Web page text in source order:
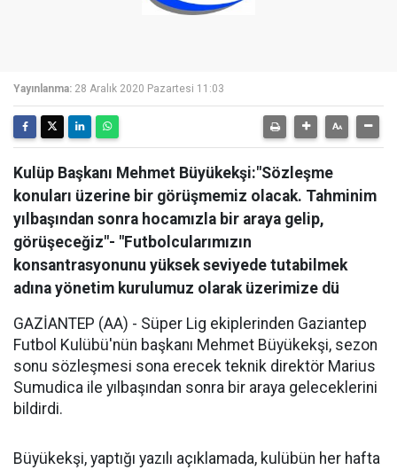
Yayınlanma: 28 Aralık 2020 Pazartesi 11:03
Kulüp Başkanı Mehmet Büyükekşi:"Sözleşme
konuları üzerine bir görüşmemiz olacak. Tahminim
yılbaşından sonra hocamızla bir araya gelip,
görüşeceğiz"- "Futbolcularımızın
konsantrasyonunu yüksek seviyede tutabilmek
adına yönetim kurulumuz olarak üzerimize dü
GAZİANTEP (AA) - Süper Lig ekiplerinden Gaziantep
Futbol Kulübü'nün başkanı Mehmet Büyükekşi, sezon
sonu sözleşmesi sona erecek teknik direktör Marius
Sumudica ile yılbaşından sonra bir araya geleceklerini
bildirdi.
Büyükekşi, yaptığı yazılı açıklamada, kulübün her hafta